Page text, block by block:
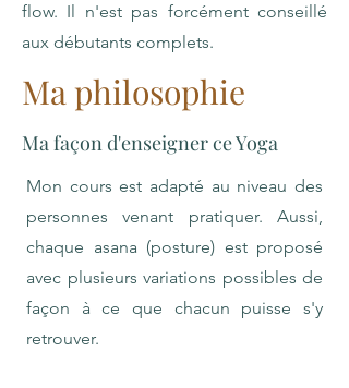
flow. Il n'est pas forcément conseillé
aux débutants complets.
Ma philosophie
Ma façon d'enseigner ce Yoga
Mon cours est adapté au niveau des
personnes venant pratiquer. Aussi,
chaque asana (posture) est proposé
avec plusieurs variations possibles de
façon à ce que chacun puisse s'y
retrouver.